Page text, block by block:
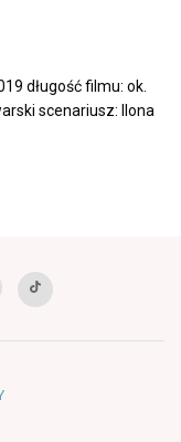
długość filmu: ok.
scenariusz: Ilona